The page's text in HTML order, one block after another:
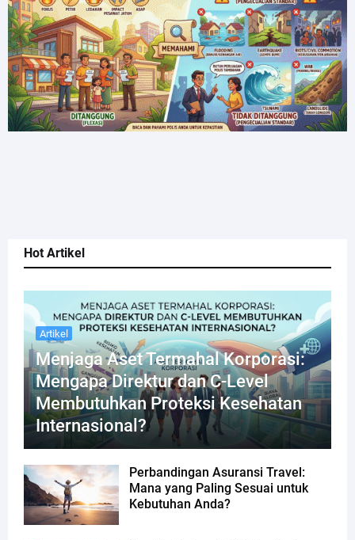
Hot Artikel
Artikel
Menjaga Aset Termahal Korporasi:
Mengapa Direktur dan C-Level
Membutuhkan Proteksi Kesehatan
Internasional?
Perbandingan Asuransi Travel:
Mana yang Paling Sesuai untuk
Kebutuhan Anda?